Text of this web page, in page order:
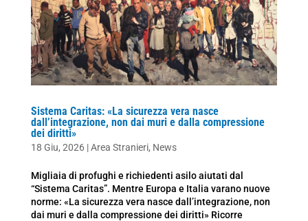
Sistema Caritas: «La sicurezza vera nasce
dall’integrazione, non dai muri e dalla compressione
dei diritti»
18 Giu, 2026|Area Stranieri, News
Migliaia di profughi e richiedenti asilo aiutati dal
“Sistema Caritas”. Mentre Europa e Italia varano nuove
norme: «La sicurezza vera nasce dall’integrazione, non
dai muri e dalla compressione dei diritti» Ricorre